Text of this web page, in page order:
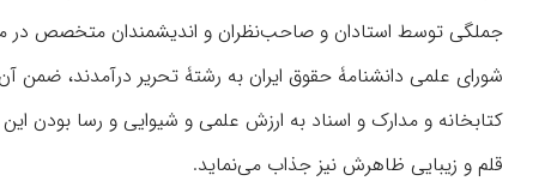
جملگی توسط استادان و صاحب‌نظران و اندیشمندان متخصص
شورای علمی دانشنامۀ حقوق ایران به رشتۀ تحریر درآمدند، ضمن
کتابخانه و مدارک و اسناد به ارزش علمی و شیوایی و رسا بودن
قلم و زیبایی ظاهرش نیز جذاب می‌نماید.